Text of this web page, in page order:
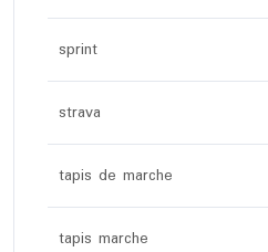
sprint
strava
tapis de marche
tapis marche